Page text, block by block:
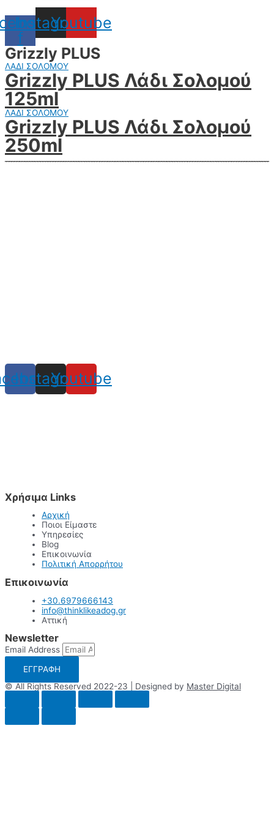
f
Instagram
Youtube
Grizzly PLUS
ΛΑΔΙ ΣΟΛΟΜΟΥ
Grizzly PLUS Λάδι Σολομού
125ml
ΛΑΔΙ ΣΟΛΟΜΟΥ
Grizzly PLUS Λάδι Σολομού
250ml
Instagram
Youtube
Χρήσιμα Links
Αρχική
Ποιοι Είμαστε
Υπηρεσίες
Blog
Επικοινωνία
Πολιτική Απορρήτου
Επικοινωνία
+30.6979666143
info@thinklikeadog.gr
Αττική
Newsletter
Email Address
ΕΓΓΡΑΦΗ
© All Rights Reserved 2022-23 | Designed by Master Digital